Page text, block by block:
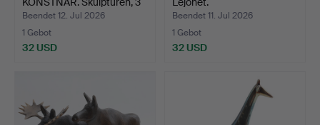
Holz…
Beendet 12. Jul 2026
1 Gebot
32 USD
Beendet 11. Jul 2026
1 Gebot
32 USD